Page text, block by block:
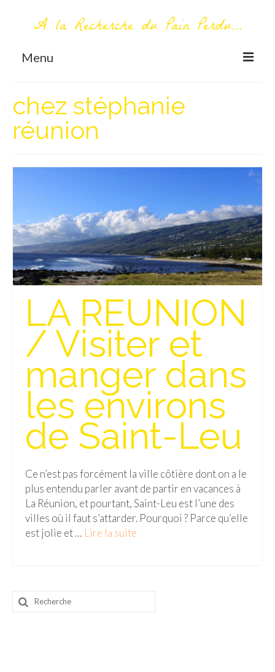
A la Recherche du Pain Perdu...
Menu
Première visite – A propos
Me contacter
AUTOUR DU MONDE
La Réunion
AMERIQUE DU SUD
Bolivie
Lac Titicaca
Salar d’Uyuni
Sucre
Paraguay
Pérou
Lac Titicaca
Machu Picchu
ASIE
Guilin & Yangshuo
chez stéphanie
réunion
LA REUNION
/ Visiter et
manger dans
les environs
de Saint-Leu
Ce n’est pas forcément la ville côtière dont on a le
plus entendu parler avant de partir en vacances à
La Réunion, et pourtant, Saint-Leu est l’une des
villes où il faut s’attarder. Pourquoi ? Parce qu’elle
est jolie et … Lire la suite­­
Rechercher
: